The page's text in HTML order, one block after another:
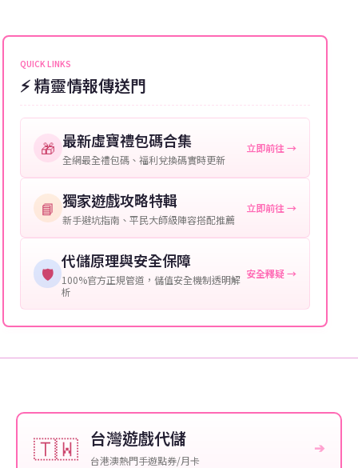
角色名稱：您遊戲中的角色名稱。
等級：角色的當前等級。
提供這些信息能幫助我們更快地處理您的代儲需求，確
保您盡享遊戲樂趣！
可直接聯絡客服查詢訂單進度。
QUICK LINKS
⚡ 精靈情報傳送門
🎁 最新虛寶禮包碼合集
全網最全禮包碼、福利兌換碼實時更新
立即前往 →
📘 獨家遊戲攻略特輯
新手避坑指南、平民大師級陣容搭配推薦
立即前往 →
🛡️
代儲原理與安全保障
100%官方正規管道，儲值安全機制透明解
析
安全釋疑 →
🇹🇼 台灣遊戲代儲
台港澳熱門手遊點券/月卡
➔